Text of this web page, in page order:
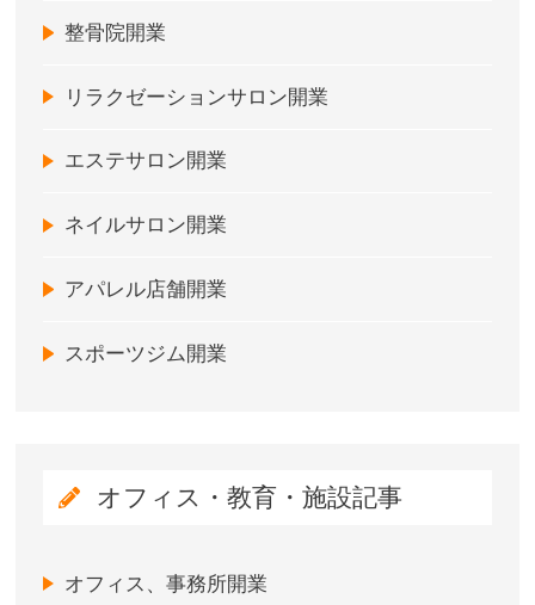
整骨院開業
リラクゼーションサロン開業
エステサロン開業
ネイルサロン開業
アパレル店舗開業
スポーツジム開業
オフィス・教育・施設記事
オフィス、事務所開業